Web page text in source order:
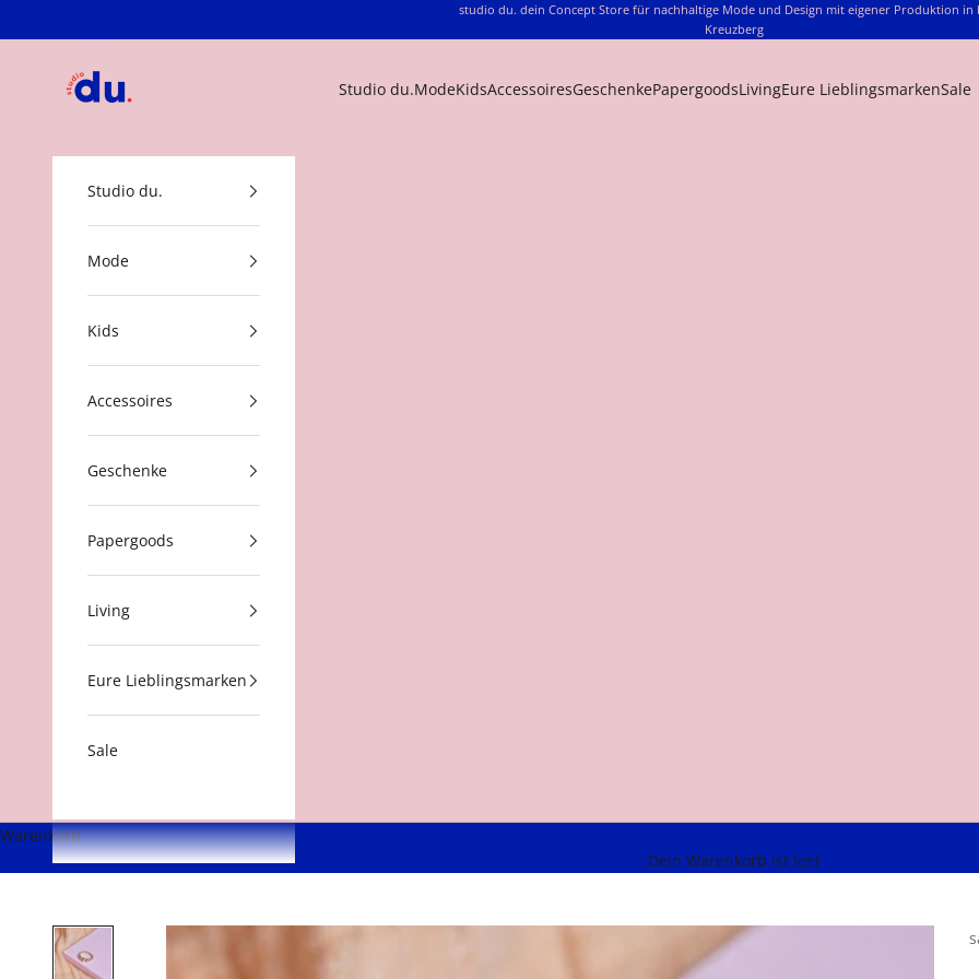
studio du. dein Concept Store für nachhaltige Mode und Design mit eigener Produktion in
Kreuzberg
Studio du.ModeKidsAccessoiresGeschenkePapergoodsLivingEure LieblingsmarkenSale
Studio du.
Mode
Kids
Accessoires
Geschenke
Papergoods
Living
Eure Lieblingsmarken
Sale
Warenkorb
Dein Warenkorb ist leer